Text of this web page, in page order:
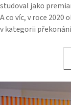
studoval jako
A co víc, v roce 2020
v kategorii